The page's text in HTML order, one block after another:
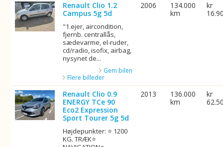
Renault Clio 1.2
Campus 5g 5d
"1.ejer, aircondition,
fjernb. centrallås,
sædevarme, el-ruder,
cd/radio, isofix, airbag,
nysynet de...
Gem bilen
Flere billeder
2006
134.000
km
kr
Renault Clio 0.9
ENERGY TCe 90
Eco2 Expression
Sport Tourer 5g 5d
Højdepunkter: ⭐ 1200
KG. TRÆK⭐
2013
136.000
km
kr